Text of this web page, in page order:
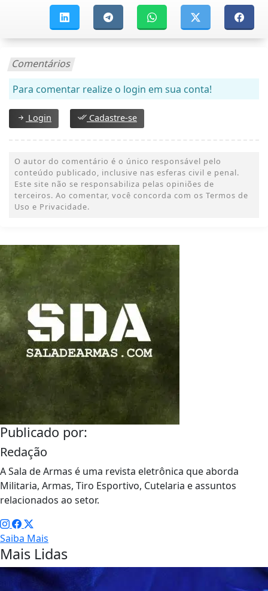
Comentários
Para comentar realize o login em sua conta!
Login Cadastre-se
O autor do comentário é o único responsável pelo
conteúdo publicado, inclusive nas esferas civil e penal.
Este site não se responsabiliza pelas opiniões de
terceiros. Ao comentar, você concorda com os Termos de
Uso e Privacidade.
Publicado por:
Redação
A Sala de Armas é uma revista eletrônica que aborda
Militaria, Armas, Tiro Esportivo, Cutelaria e assuntos
relacionados ao setor.
Saiba Mais
Mais Lidas